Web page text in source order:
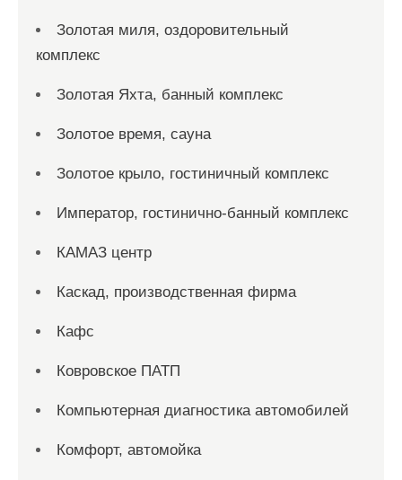
Золотая миля, оздоровительный
комплекс
Золотая Яхта, банный комплекс
Золотое время, сауна
Золотое крыло, гостиничный комплекс
Император, гостинично-банный комплекс
КАМАЗ центр
Каскад, производственная фирма
Кафс
Ковровское ПАТП
Компьютерная диагностика автомобилей
Комфорт, автомойка